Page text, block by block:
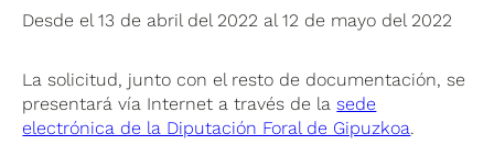
Desde el 13 de abril del 2022 al 12 de mayo del 2022
La solicitud, junto con el resto de documentación, se
presentará vía Internet a través de lasede
electrónica de la Diputación Foral de Gipuzkoa.